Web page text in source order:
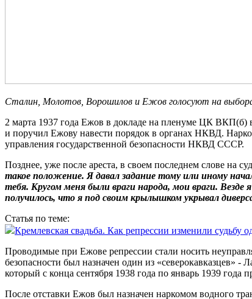
Сталин, Молотов, Ворошилов и Ежов голосуют на
2 марта 1937 года Ежов в докладе на пленуме ЦК ВКП(б)
и поручил Ежову навести порядок в органах НКВД.
управления государственной безопасности НКВД СССР.
Позднее, уже после ареста, в своем последнем слове на
такое положение. Я давал задание тому или иному
тебя. Кругом меня были враги народа, мои враги.
получилось, что я под своим крылышком укрывал
Статья по теме:
Кремлевская свадьба. Как репрессии изменили судьбу
Проводимые при Ежове репрессии стали носить
безопасности был назначен один из «северокавказцев»
который с конца сентября 1938 года по январь 1939
После отставки Ежов был назначен наркомом водного